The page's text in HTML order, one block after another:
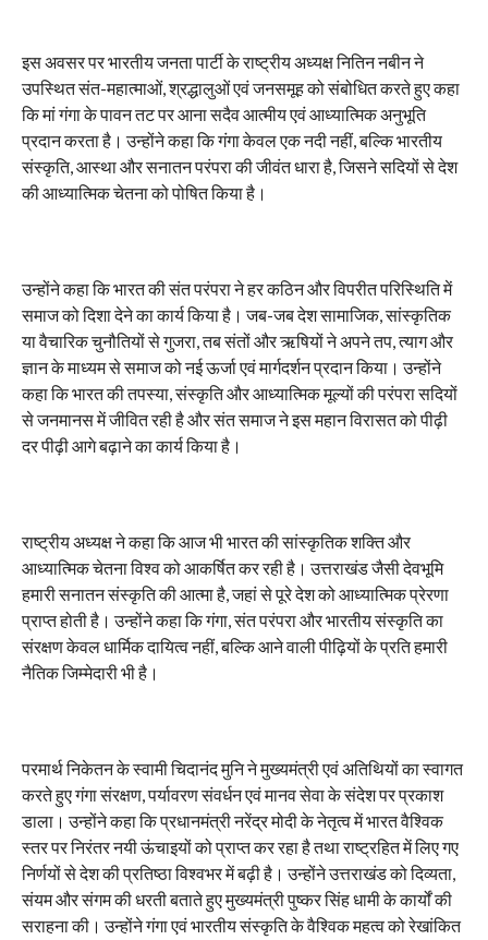
इस अवसर पर भारतीय जनता पार्टी के राष्ट्रीय अध्यक्ष नितिन नबीन ने
उपस्थित संत-महात्माओं, श्रद्धालुओं एवं जनसमूह को संबोधित करते हुए कहा
कि मां गंगा के पावन तट पर आना सदैव आत्मीय एवं आध्यात्मिक अनुभूति
प्रदान करता है। उन्होंने कहा कि गंगा केवल एक नदी नहीं, बल्कि भारतीय
संस्कृति, आस्था और सनातन परंपरा की जीवंत धारा है, जिसने सदियों से देश
की आध्यात्मिक चेतना को पोषित किया है।
उन्होंने कहा कि भारत की संत परंपरा ने हर कठिन और विपरीत परिस्थिति में
समाज को दिशा देने का कार्य किया है। जब-जब देश सामाजिक, सांस्कृतिक
या वैचारिक चुनौतियों से गुजरा, तब संतों और ऋषियों ने अपने तप, त्याग और
ज्ञान के माध्यम से समाज को नई ऊर्जा एवं मार्गदर्शन प्रदान किया। उन्होंने
कहा कि भारत की तपस्या, संस्कृति और आध्यात्मिक मूल्यों की परंपरा सदियों
से जनमानस में जीवित रही है और संत समाज ने इस महान विरासत को पीढ़ी
दर पीढ़ी आगे बढ़ाने का कार्य किया है।
राष्ट्रीय अध्यक्ष ने कहा कि आज भी भारत की सांस्कृतिक शक्ति और
आध्यात्मिक चेतना विश्व को आकर्षित कर रही है। उत्तराखंड जैसी देवभूमि
हमारी सनातन संस्कृति की आत्मा है, जहां से पूरे देश को आध्यात्मिक प्रेरणा
प्राप्त होती है। उन्होंने कहा कि गंगा, संत परंपरा और भारतीय संस्कृति का
संरक्षण केवल धार्मिक दायित्व नहीं, बल्कि आने वाली पीढ़ियों के प्रति हमारी
नैतिक जिम्मेदारी भी है।
परमार्थ निकेतन के स्वामी चिदानंद मुनि ने मुख्यमंत्री एवं अतिथियों का स्वागत
करते हुए गंगा संरक्षण, पर्यावरण संवर्धन एवं मानव सेवा के संदेश पर प्रकाश
डाला। उन्होंने कहा कि प्रधानमंत्री नरेंद्र मोदी के नेतृत्व में भारत वैश्विक
स्तर पर निरंतर नयी ऊंचाइयों को प्राप्त कर रहा है तथा राष्ट्रहित में लिए गए
निर्णयों से देश की प्रतिष्ठा विश्वभर में बढ़ी है। उन्होंने उत्तराखंड को दिव्यता,
संयम और संगम की धरती बताते हुए मुख्यमंत्री पुष्कर सिंह धामी के कार्यों की
सराहना की। उन्होंने गंगा एवं भारतीय संस्कृति के वैश्विक महत्व को रेखांकित